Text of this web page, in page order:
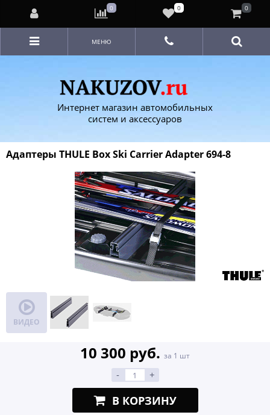
Интернет магазин автомобильных
систем и аксессуаров
МЕНЮ
Адаптеры THULE Box Ski Carrier Adapter 694-8
ВИДЕО
10 300 руб. за 1 шт
- +
В КОРЗИНУ
0 0 0